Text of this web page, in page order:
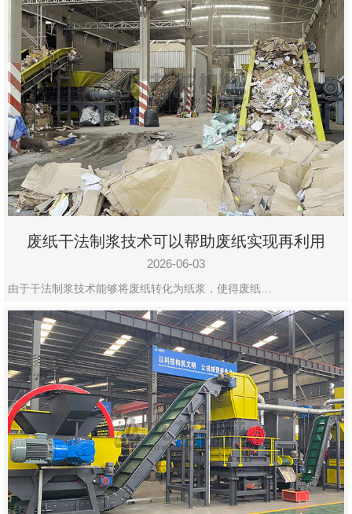
废纸干法制浆技术可以帮助废纸实现再利用
2026-06-03
由于干法制浆技术能够将废纸转化为纸浆，使得废纸…